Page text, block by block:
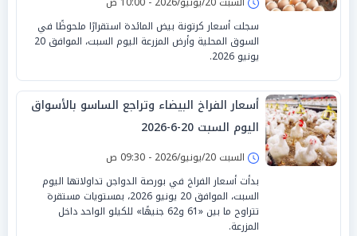
سجلت أسعار كرتونة بيض المائدة استقرارًا ملحوظًا في
السوق المحلية وأرض المزرعة اليوم السبت، الموافق 20
يونيو 2026.
أسعار الفراخ البيضاء وتراجع الساسو بالأسواق
اليوم السبت 20-6-2026
السبت 20/يونيو/2026 - 09:30 ص
بدأت أسعار الفراخ في بورصة الدواجن تداولاتها اليوم
السبت، الموافق 20 يونيو 2026، بمستويات مستقرة
تتراوح ما بين «61 و62 جنيهًا» للكيلو الواحد داخل
المزرعة.